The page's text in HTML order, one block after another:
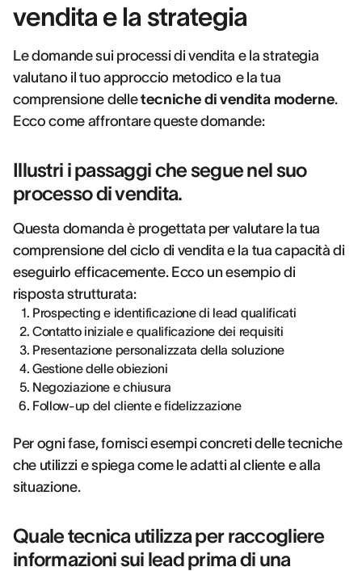
vendita e la strategia
Le domande sui processi di vendita e la strategia
valutano il tuo approccio metodico e la tua
comprensione delletecniche di vendita moderne.
Ecco come affrontare queste domande:
Illustri i passaggi che segue nel suo
processo di vendita.
Questa domanda è progettata per valutare la tua
comprensione del ciclo di vendita e la tua capacità di
eseguirlo efficacemente. Ecco un esempio di
risposta strutturata:
Prospecting e identificazione di lead qualificati
Contatto iniziale e qualificazione dei requisiti
Presentazione personalizzata della soluzione
Gestione delle obiezioni
Negoziazione e chiusura
Follow-up del cliente e fidelizzazione
Per ogni fase, fornisci esempi concreti delle tecniche
che utilizzi e spiega come le adatti al cliente e alla
situazione.
Quale tecnica utilizza per raccogliere
informazioni sui lead prima di una